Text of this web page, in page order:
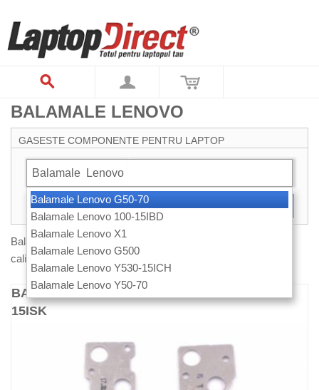
BALAMALE LENOVO
GASESTE COMPONENTE PENTRU LAPTOP
Balamale Lenovo
Balamale Lenovo G50-70
Balamale Lenovo 100-15IBD
Balamale Lenovo X1
Balamale Lenovo G500
Balamale Lenovo Y530-15ICH
Balamale Lenovo Y50-70
CAUTARE
Balamale de laptop IBM Lenovo construite de materiale de
calitate, compatibile cu specificatiile producatorului.
BALAMALE LAPTOP LENOVO IDEAPAD 700-
15ISK